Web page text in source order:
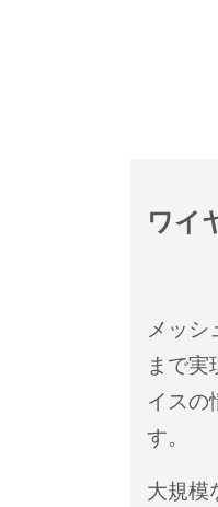
ワイ
メッ
まで
イスの
す。
大規模